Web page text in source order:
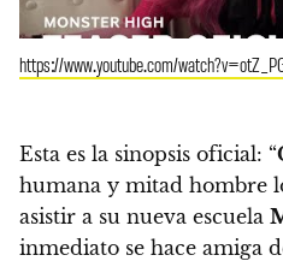
https://www.youtube.com/
Esta es la sinopsis oficial: “
humana y mitad hombre
asistir a su nueva escuela
inmediato se hace amiga